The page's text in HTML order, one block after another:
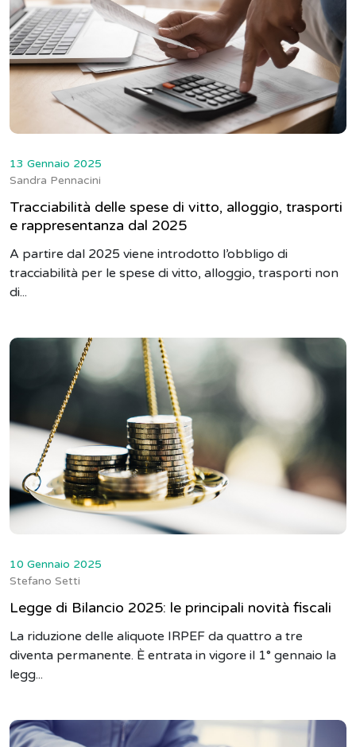
13 Gennaio 2025
Sandra Pennacini
Tracciabilità delle spese di vitto, alloggio, trasporti
e rappresentanza dal 2025
A partire dal 2025 viene introdotto l’obbligo di
tracciabilità per le spese di vitto, alloggio, trasporti non
di...
10 Gennaio 2025
Stefano Setti
Legge di Bilancio 2025: le principali novità fiscali
La riduzione delle aliquote IRPEF da quattro a tre
diventa permanente. È entrata in vigore il 1° gennaio la
legg...